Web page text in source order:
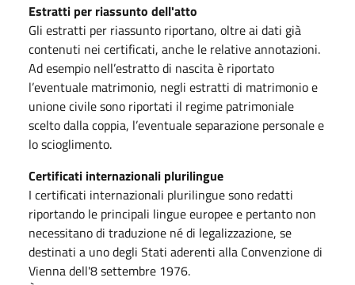
Estratti per riassunto dell'atto
Gli estratti per riassunto riportano, oltre ai dati già
contenuti nei certificati, anche le relative annotazioni.
Ad esempio nell’estratto di nascita è riportato
l’eventuale matrimonio, negli estratti di matrimonio e
unione civile sono riportati il regime patrimoniale
scelto dalla coppia, l’eventuale separazione personale e
lo scioglimento.
Certificati internazionali plurilingue
I certificati internazionali plurilingue sono redatti
riportando le principali lingue europee e pertanto non
necessitano di traduzione né di legalizzazione, se
destinati a uno degli Stati aderenti alla Convenzione di
Vienna dell'8 settembre 1976.